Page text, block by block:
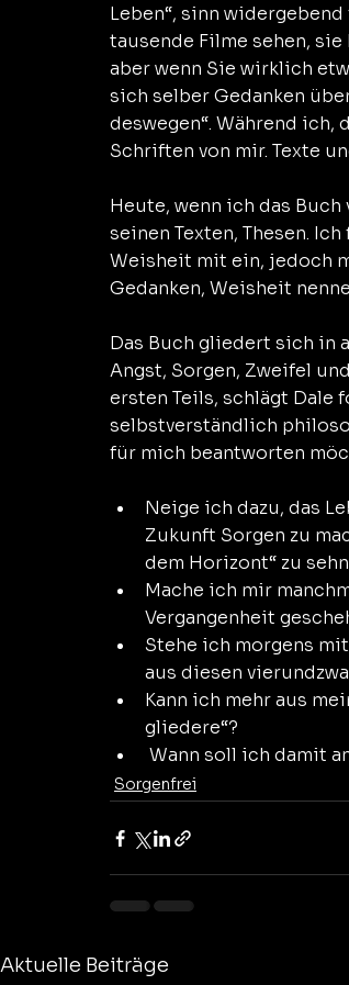
Leben“, sinn
tausende Filme sehen,
aber wenn Sie wirklich
sich selber Gedanken
deswegen“. Während
Schriften von mir. Texte
Heute, wenn ich das
seinen Texten, Thesen.
Weisheit mit ein, jedoch
Gedanken, Weisheit
Das Buch gliedert sich in
Angst, Sorgen, Zweifel
ersten Teils, schlägt Dale
selbstverständlich
für mich beantworten
Neige ich dazu, das
Zukunft Sorgen zu
dem Horizont“ zu
Mache ich mir
Vergangenheit
Stehe ich morgens mit
aus diesen
Kann ich mehr aus
gliedere“?
Wann soll ich damit
Sorgenfrei
Aktuelle Beiträge